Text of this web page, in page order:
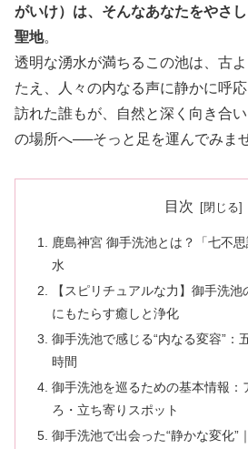
がいけ） は、そんなあなたをやさ
聖地。
透明な湧水が満ちるこの池は、古よ
たえ、人々の内なる声に静かに呼応
訪れた誰もが、自然と深く向き合
の場所へ──そっと足を運んでみま
目次
鹿島神宮 御手洗池とは？「七不
水
【スピリチュアルな力】御手洗
にもたらす癒しと浄化
御手洗池で感じる“内なる変容”：
時間
御手洗池を巡るための基本情報：
ろ・立ち寄りスポット
御手洗池で出会った“静かな変化”